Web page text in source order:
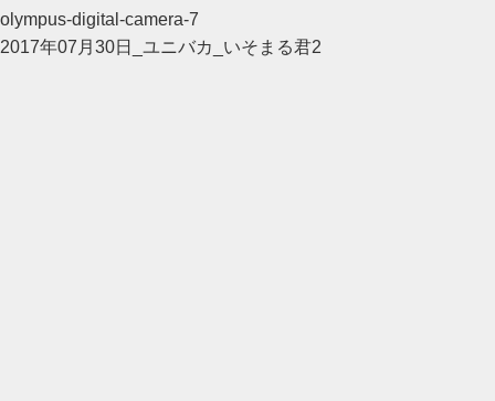
olympus-digital-camera-7
2017年07月30日_ユニバカ_いそまる君2